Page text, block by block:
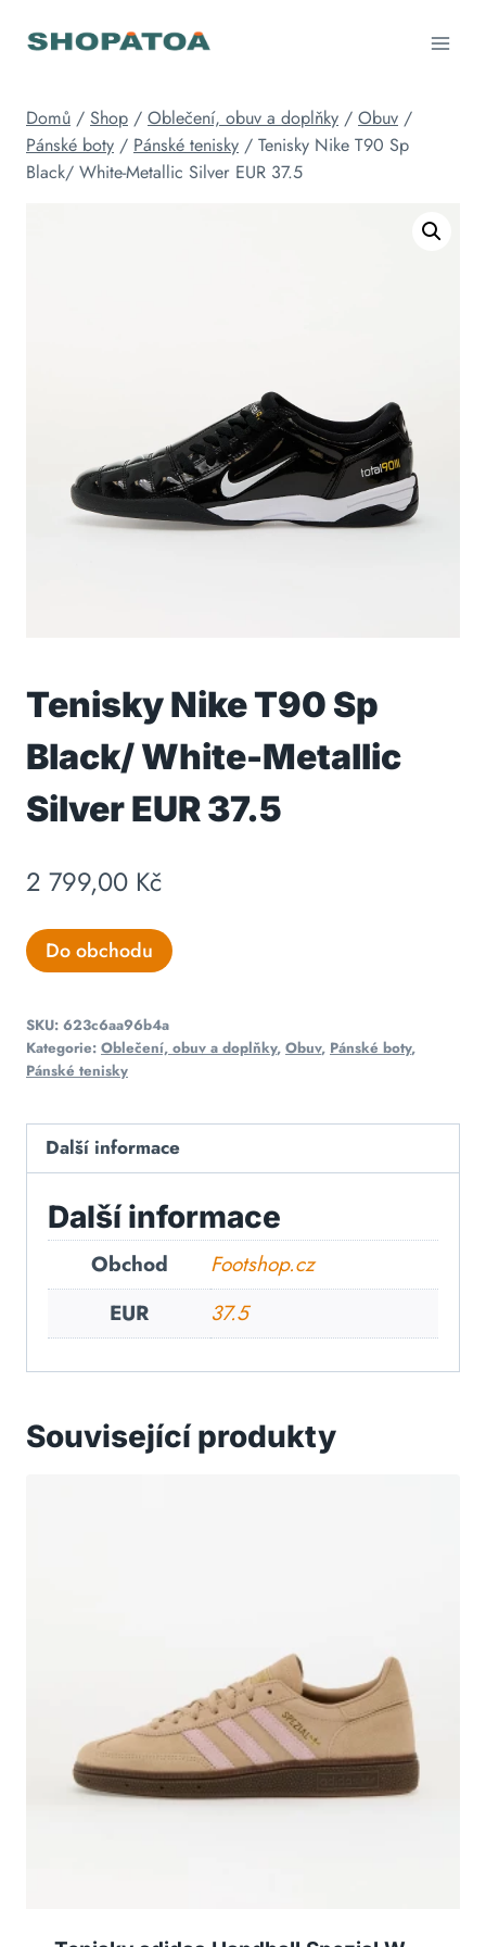
Domů / Shop / Oblečení, obuv a doplňky / Obuv /
Pánské boty / Pánské tenisky / Tenisky Nike T90 Sp
Black/ White-Metallic Silver EUR 37.5
Tenisky Nike T90 Sp
Black/ White-Metallic
Silver EUR 37.5
2 799,00 Kč
Do obchodu
SKU: 623c6aa96b4a
Kategorie: Oblečení, obuv a doplňky, Obuv, Pánské boty,
Pánské tenisky
Další informace
Další informace
Obchod
Footshop.cz
EUR
37.5
Související produkty